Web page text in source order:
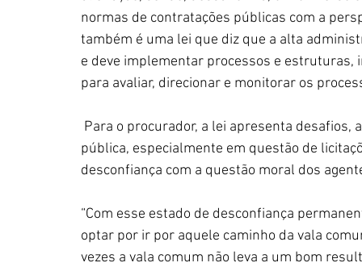
normas de contratações públicas com a
também é uma lei que diz que a alta
e deve implementar processos e
para avaliar, direcionar e monitorar os
pública, especialmente em questão de
desconfiança com a questão moral dos
“Com esse estado de desconfiança
optar por ir por aquele caminho da vala
vezes a vala comum não leva a um bom